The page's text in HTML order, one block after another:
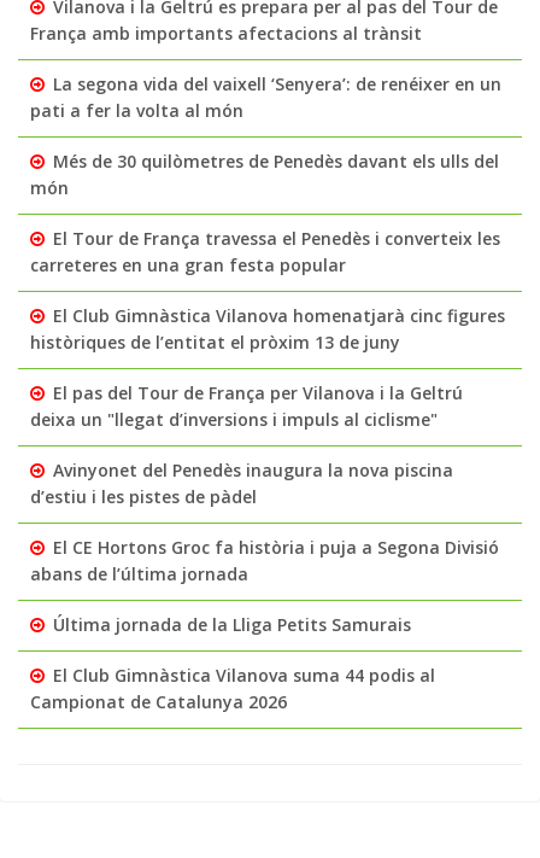
Vilanova i la Geltrú es prepara per al pas del Tour de
França amb importants afectacions al trànsit
La segona vida del vaixell ‘Senyera’: de renéixer en un
pati a fer la volta al món
Més de 30 quilòmetres de Penedès davant els ulls del
món
El Tour de França travessa el Penedès i converteix les
carreteres en una gran festa popular
El Club Gimnàstica Vilanova homenatjarà cinc figures
històriques de l’entitat el pròxim 13 de juny
El pas del Tour de França per Vilanova i la Geltrú
deixa un "llegat d’inversions i impuls al ciclisme"
Avinyonet del Penedès inaugura la nova piscina
d’estiu i les pistes de pàdel
El CE Hortons Groc fa història i puja a Segona Divisió
abans de l’última jornada
Última jornada de la Lliga Petits Samurais
El Club Gimnàstica Vilanova suma 44 podis al
Campionat de Catalunya 2026